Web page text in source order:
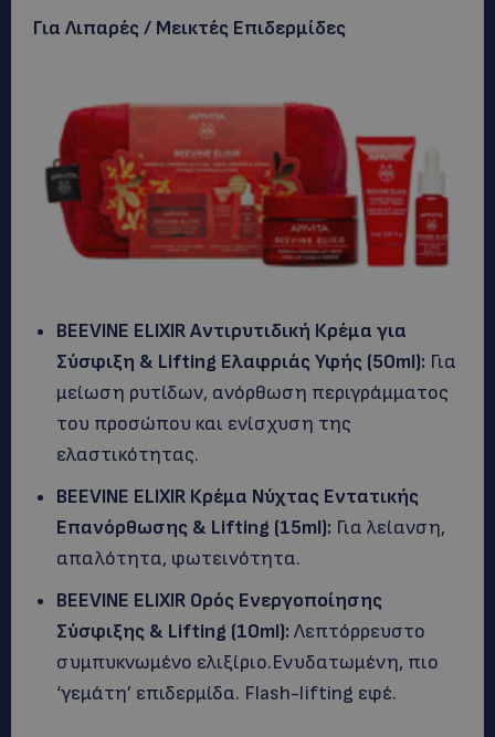
Για Λιπαρές / Μεικτές Επιδερμίδες
BEEVINE ELIXIRΑντιρυτιδική Κρέμα για
Σύσφιξη & Lifting Ελαφριάς Υφής (50ml): Για
μείωση ρυτίδων, ανόρθωση περιγράμματος
του προσώπου και ενίσχυση της
ελαστικότητας.
BEEVINE ELIXIR Κρέμα Νύχτας Εντατικής
Επανόρθωσης & Lifting (15ml): Για λείανση,
απαλότητα, φωτεινότητα.
BEEVINE ELIXIR Ορός Ενεργοποίησης
Σύσφιξης & Lifting (10ml): Λεπτόρρευστο
συμπυκνωμένο ελιξίριο.Ενυδατωμένη, πιο
‘γεμάτη’ επιδερμίδα. Flash-lifting εφέ.